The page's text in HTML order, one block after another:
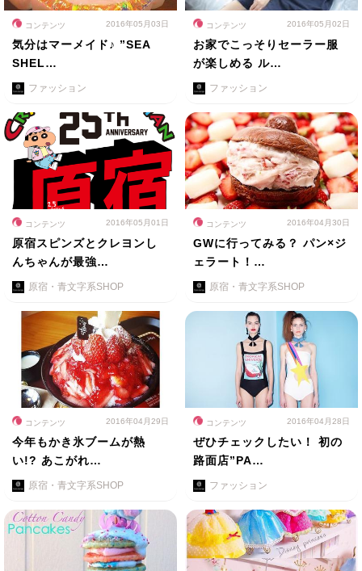
コンテンツ 2016年05月03日
気分はマーメイド♪ ”SEA
SHEL…
ファッション
コンテンツ 2016年05月02日
お家でこっそりセーラー服
が楽しめる ル…
ファッション
コンテンツ 2016年05月01日
原宿スピンズとクレヨンし
んちゃんが最強…
原宿・青文字系SHOP
コンテンツ 2016年04月30日
GWに行ってみる？ パン×ジ
ェラート！…
原宿・青文字系SHOP
コンテンツ 2016年04月29日
今年もかき氷ブームが熱
い!? あこがれ…
原宿・青文字系SHOP
コンテンツ 2016年04月28日
ぜひチェックしたい！ 初の
路面店”PA…
ファッション